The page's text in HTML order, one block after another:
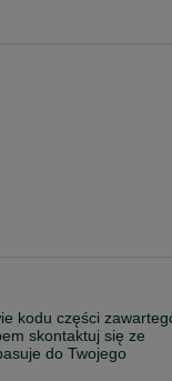
kodu części
skontaktuj się ze
do Twojego